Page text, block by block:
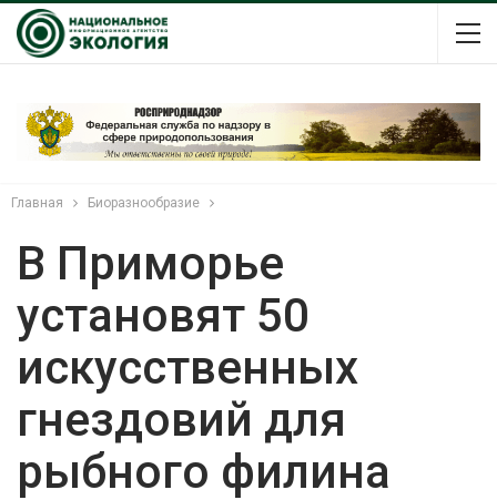
Главная Биоразнообразие
В Приморье
установят 50
искусственных
гнездовий для
рыбного филина